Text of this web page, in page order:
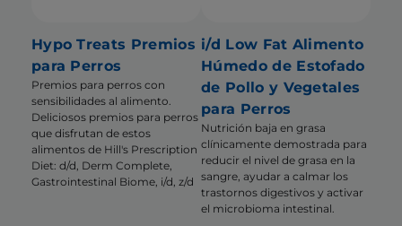
Hypo Treats Premios
para Perros
Premios para perros con
sensibilidades al alimento.
Deliciosos premios para perros
que disfrutan de estos
alimentos de Hill's Prescription
Diet: d/d, Derm Complete,
Gastrointestinal Biome, i/d, z/d
i/d Low Fat Alimento
Húmedo de Estofado
de Pollo y Vegetales
para Perros
Nutrición baja en grasa
clínicamente demostrada para
reducir el nivel de grasa en la
sangre, ayudar a calmar los
trastornos digestivos y activar
el microbioma intestinal.